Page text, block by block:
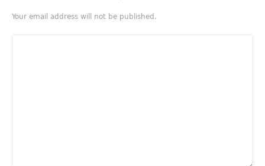
Your email address will not be published.